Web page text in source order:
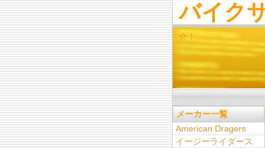
バイク
介！
メーカー一覧
American Dragers
イージーライダース